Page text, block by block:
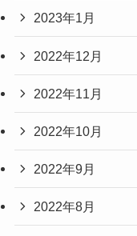
2023年1月
2022年12月
2022年11月
2022年10月
2022年9月
2022年8月